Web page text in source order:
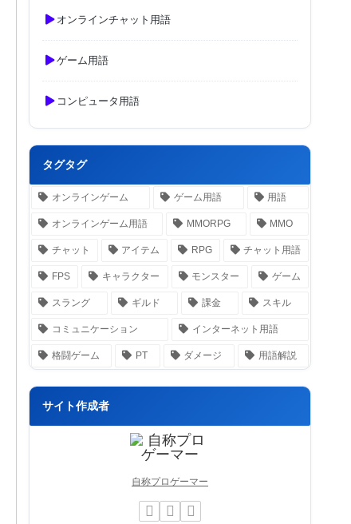
オンラインチャット用語
ゲーム用語
コンピュータ用語
タグタグ
オンラインゲーム ゲーム用語 用語
オンラインゲーム用語 MMORPG MMO
チャット アイテム RPG チャット用語
FPS キャラクター モンスター ゲーム
スラング ギルド 課金 スキル
コミュニケーション インターネット用語
格闘ゲーム PT ダメージ 用語解説
サイト作成者
自称プロゲーマー